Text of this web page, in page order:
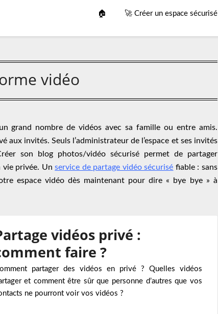
🏠 🚀 Créer un espace sécurisé
vidéo
grand nombre de vidéos avec sa famille ou entre amis.
aux invités. Seuls l’administrateur de l’espace et ses invités
son blog photos/vidéo sécurisé permet de partager
vie privée. Unservice de partage vidéo sécurisé fiable : sans
espace vidéo dès maintenant pour dire « bye bye » à
vidéos privé :
faire ?
partager des vidéos en privé ? Quelles vidéos
et comment être sûr que personne d’autres que vos
ne pourront voir vos vidéos ?